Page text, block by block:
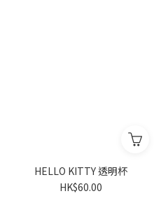
HELLO KITTY 透明杯
HK$60.00